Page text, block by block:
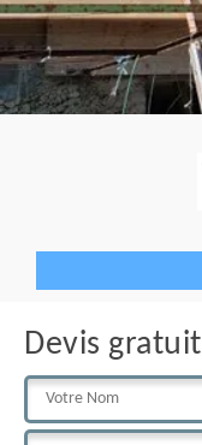
Devis gratuit